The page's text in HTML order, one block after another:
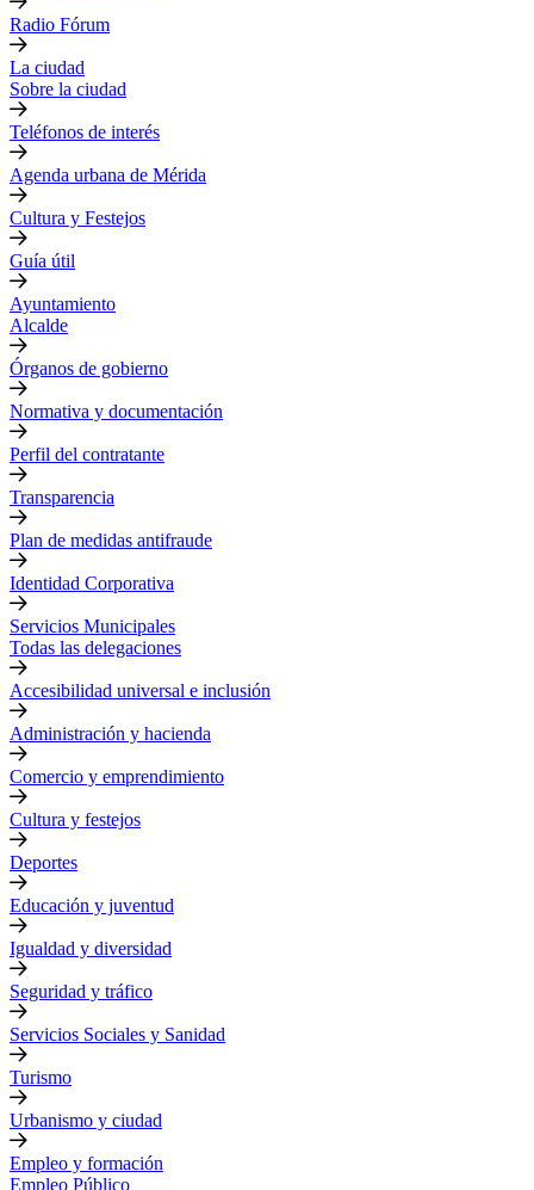
Radio Fórum
La ciudad
Sobre la ciudad
Teléfonos de interés
Agenda urbana de Mérida
Cultura y Festejos
Guía útil
Ayuntamiento
Alcalde
Órganos de gobierno
Normativa y documentación
Perfil del contratante
Transparencia
Plan de medidas antifraude
Identidad Corporativa
Servicios Municipales
Todas las delegaciones
Accesibilidad universal e inclusión
Administración y hacienda
Comercio y emprendimiento
Cultura y festejos
Deportes
Educación y juventud
Igualdad y diversidad
Seguridad y tráfico
Servicios Sociales y Sanidad
Turismo
Urbanismo y ciudad
Empleo y formación
Empleo Público